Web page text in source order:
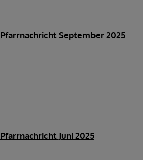
Pfarrnachricht September 2025
Pfarrnachricht Juni 2025